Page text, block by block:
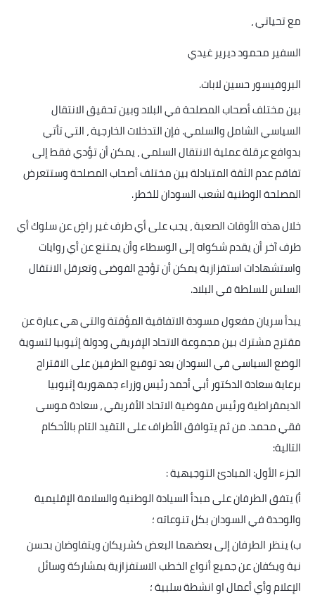
مع تحياتي ،
السفير محمود ديرير غيدي
البروفيسور حسين لابات.
بين مختلف أصحاب المصلحة في البلاد وبين تحقيق الانتقال
السياسي الشامل والسلمي. فإن التدخلات الخارجية ، التي تأتي
بدوافع عرقلة عملية الانتقال السلمي ، يمكن أن تؤدي فقط إلى
تفاقم عدم الثقة المتبادلة بين مختلف أصحاب المصلحة وستتعرض
المصلحة الوطنية لشعب السودان للخطر.
خلال هذه الأوقات الصعبة ، يجب على أي طرف غير راضٍ عن سلوك أي
طرف آخر أن يقدم شكواه إلى الوسطاء وأن يمتنع عن أي روايات
واستشهادات استفزازية يمكن أن تؤجج الفوضى وتعرقل الانتقال
السلس للسلطة في البلاد.
يبدأ سريان مفعول مسودة الاتفاقية المؤقتة والتي هي عبارة عن
مقترح مشترك بين مجموعة الاتحاد الإفريقي ودولة إثيوبيا لتسوية
الوضع السياسي في السودان بعد توقيع الطرفين على الاقتراح
برعاية سعادة الدكتور أبي أحمد رئيس وزراء جمهورية إثيوبيا
الديمقراطية ورئيس مفوضية الاتحاد الأفريقي ، سعادة موسى
فقي محمد. من ثم يتوافق الأطراف على التقيد التام بالأحكام
التالية:
الجزء الأول: المبادئ التوجيهية:
أ) يتفق الطرفان على مبدأ السيادة الوطنية والسلامة الإقليمية
والوحدة في السودان بكل تنوعاته ؛
ب) ينظر الطرفان إلى بعضهما البعض كشريكان ويتفاوضان بحسن
نية ويكفان عن جميع أنواع الخطب الاستفزازية بمشاركة وسائل
الإعلام وأي أعمال او انشطة سلبية ؛